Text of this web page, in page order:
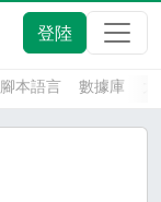
登陸
腳本語言 數據庫